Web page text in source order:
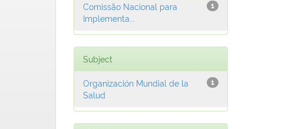
1
Comissão Nacional para
Implementa...
Subject
1
Organización Mundial de la
Salud